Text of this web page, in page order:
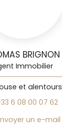
BRIGNON
Immobilier
et alentours
6 08 00 07 62
un e-mail